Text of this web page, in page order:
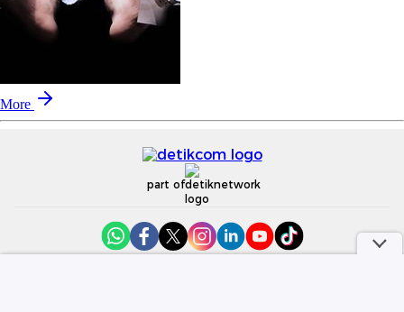
More
part of